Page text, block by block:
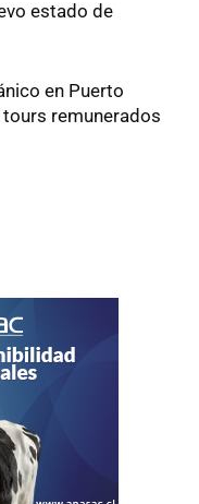
estado de
en Puerto
remunerados